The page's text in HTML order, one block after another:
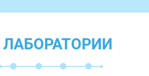
ЛАБОРАТОРИИ